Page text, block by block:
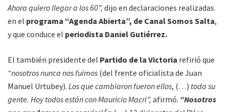
Ahora quiero llegar a los 60”, dijo en declaraciones realizadas
en el programa “Agenda Abierta”, de Canal Somos Salta,
y que conduce el periodista Daniel Gutiérrez.
El también presidente del Partido de la Victoria refirió que
“nosotros nunca nos fuimos (del frente oficialista de Juan
Manuel Urtubey). Los que cambiaron fueron ellos, (…) toda su
gente. Hoy todos están con Mauricio Macri”, afirmó. “Nosotros